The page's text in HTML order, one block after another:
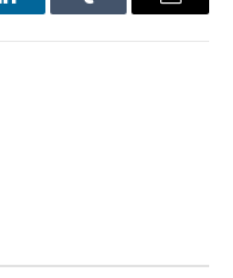
LinkedInTumblr
E-